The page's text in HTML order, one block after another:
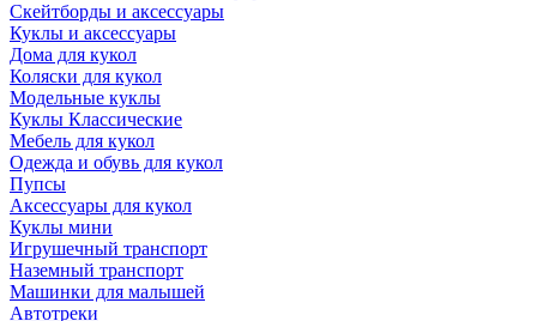
Скейтборды и аксессуары
Куклы и аксессуары
Дома для кукол
Коляски для кукол
Модельные куклы
Куклы Классические
Мебель для кукол
Одежда и обувь для кукол
Пупсы
Аксессуары для кукол
Куклы мини
Игрушечный транспорт
Наземный транспорт
Машинки для малышей
Автотреки